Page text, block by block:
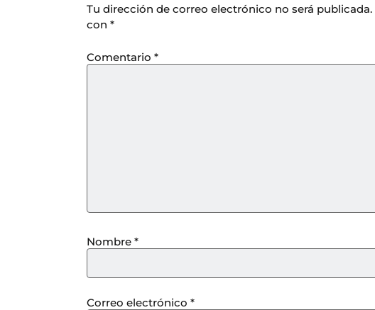
Tu dirección de correo electrónico no será publicada.
con *
Comentario *
Nombre *
Correo electrónico *